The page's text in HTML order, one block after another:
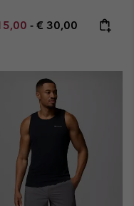
sale price:
- Maximum price:
€ 30,00